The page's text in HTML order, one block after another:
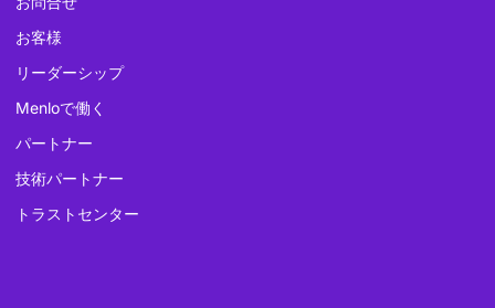
お客様
リーダーシップ
Menloで働く
パートナー
技術パートナー
トラストセンター